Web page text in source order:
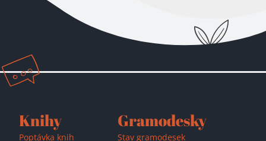
Přidáno do košíku!
Knihy
Poptávka knih
Gramodesky
Stav gramodesek